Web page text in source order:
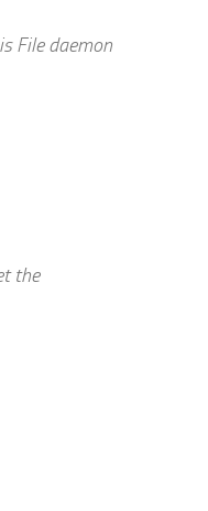
File daemon
the